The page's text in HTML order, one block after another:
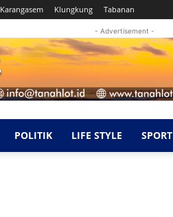
Karangasem Klungkung Tabanan
- Advertisement -
POLITIK LIFE STYLE SPORT